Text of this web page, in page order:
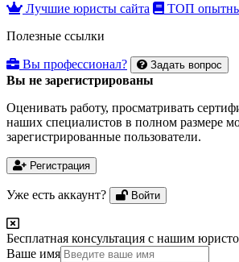
Лучшие юристы сайта
ТОП
Полезные ссылки
Вы профессионал? Задать вопрос
Вы не зарегистрированы
Оценивать работу, просматривать
наших специалистов в полном размере
зарегистрированные пользователи.
Регистрация
Уже есть аккаунт? Войти
Бесплатная консультация с нашим
Ваше имя